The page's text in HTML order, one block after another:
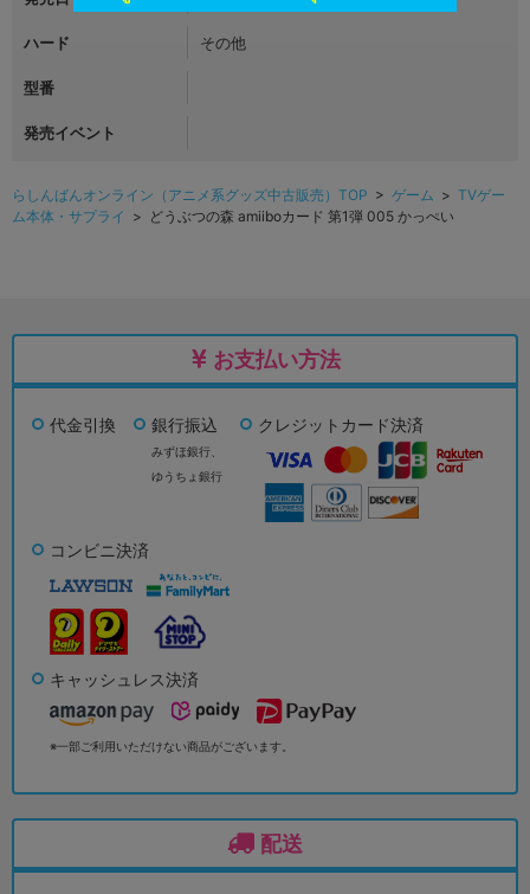
ハード その他
型番
発売イベント
らしんばんオンライン（アニメ系グッズ中古販売）TOP > ゲーム > TVゲー
ム本体・サプライ > どうぶつの森 amiiboカード 第1弾 005 かっぺい
お支払い方法
代金引換 銀行振込
みずほ銀行、
ゆうちょ銀行
クレジットカード決済
コンビニ決済
キャッシュレス決済
※一部ご利用いただけない商品がございます。
配送